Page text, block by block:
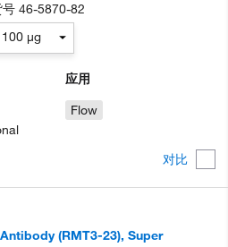
对比
应用
Flow
号46-5870-82
100 µg
(RMT3-23), Super